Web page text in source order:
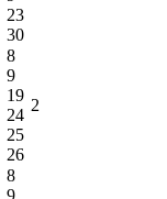
23
30
8
9
19
24
25
26
2
8
9